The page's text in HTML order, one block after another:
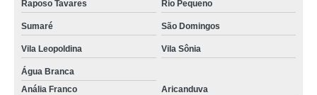
Raposo Tavares Rio Pequeno
Sumaré São Domingos
Vila Leopoldina Vila Sônia
Água Branca
Anália Franco
Aricanduva